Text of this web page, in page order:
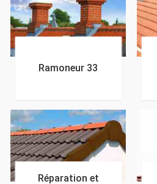
Ramoneur 33
Réparation et